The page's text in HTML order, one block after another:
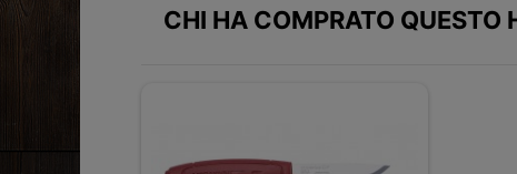
CHI HA COMPRATO QUESTO